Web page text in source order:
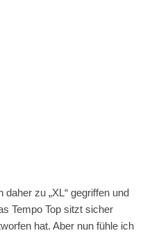
zu „XL“ gegriffen und
Tempo Top sitzt sicher
hat. Aber nun fühle ich